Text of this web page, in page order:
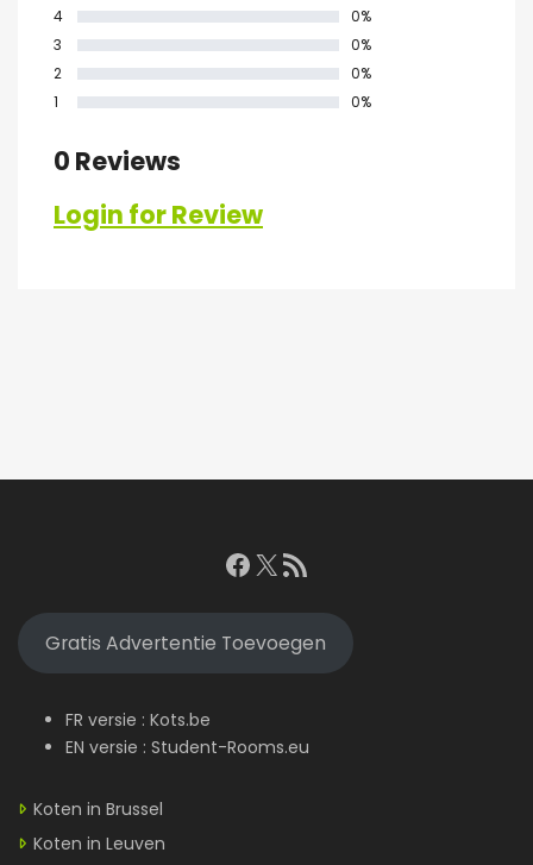
4
0%
3
0%
2
0%
1
0%
0 Reviews
Login for Review
Facebook
X RSS feed
Gratis Advertentie Toevoegen
FR versie : Kots.be
EN versie : Student-Rooms.eu
Koten in Brussel
Koten in Leuven